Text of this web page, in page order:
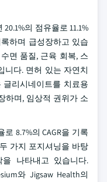
의 점유율로 11.1%
하며 급성장하고 있습
면 품질, 근육 회복, 스
니다. 면허 있는 자연치
리시네이트를 치료용
하며, 임상적 권위가 소
8.7%의 CAGR을 기록
가지 포지셔닝을 바탕
나타내고 있습니다.
와 Jigsaw Health의